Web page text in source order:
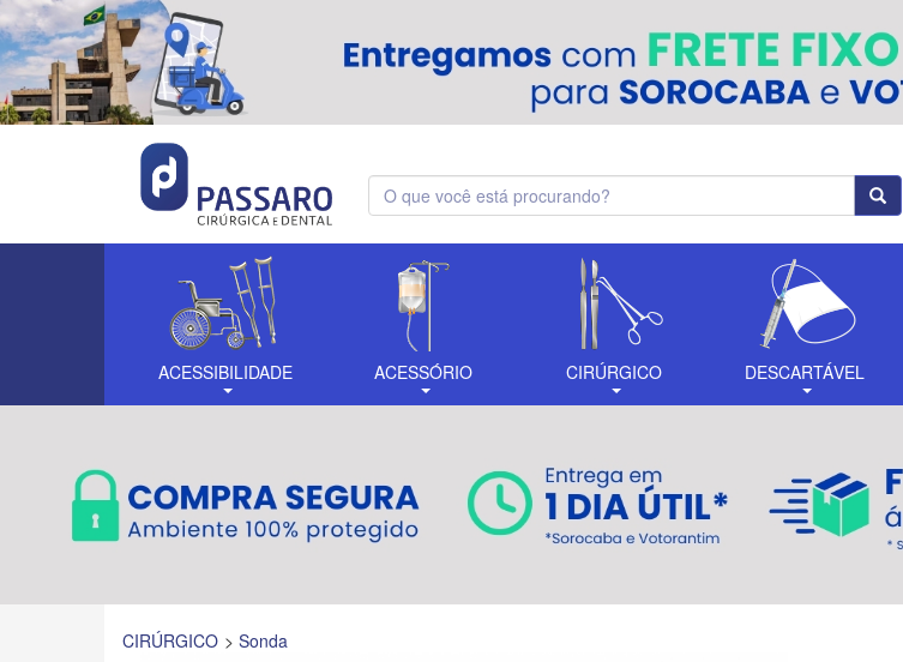
ACESSIBILIDADE ACESSÓRIO CIRÚRGICO DESCARTÁVEL
CIRÚRGICO Sonda